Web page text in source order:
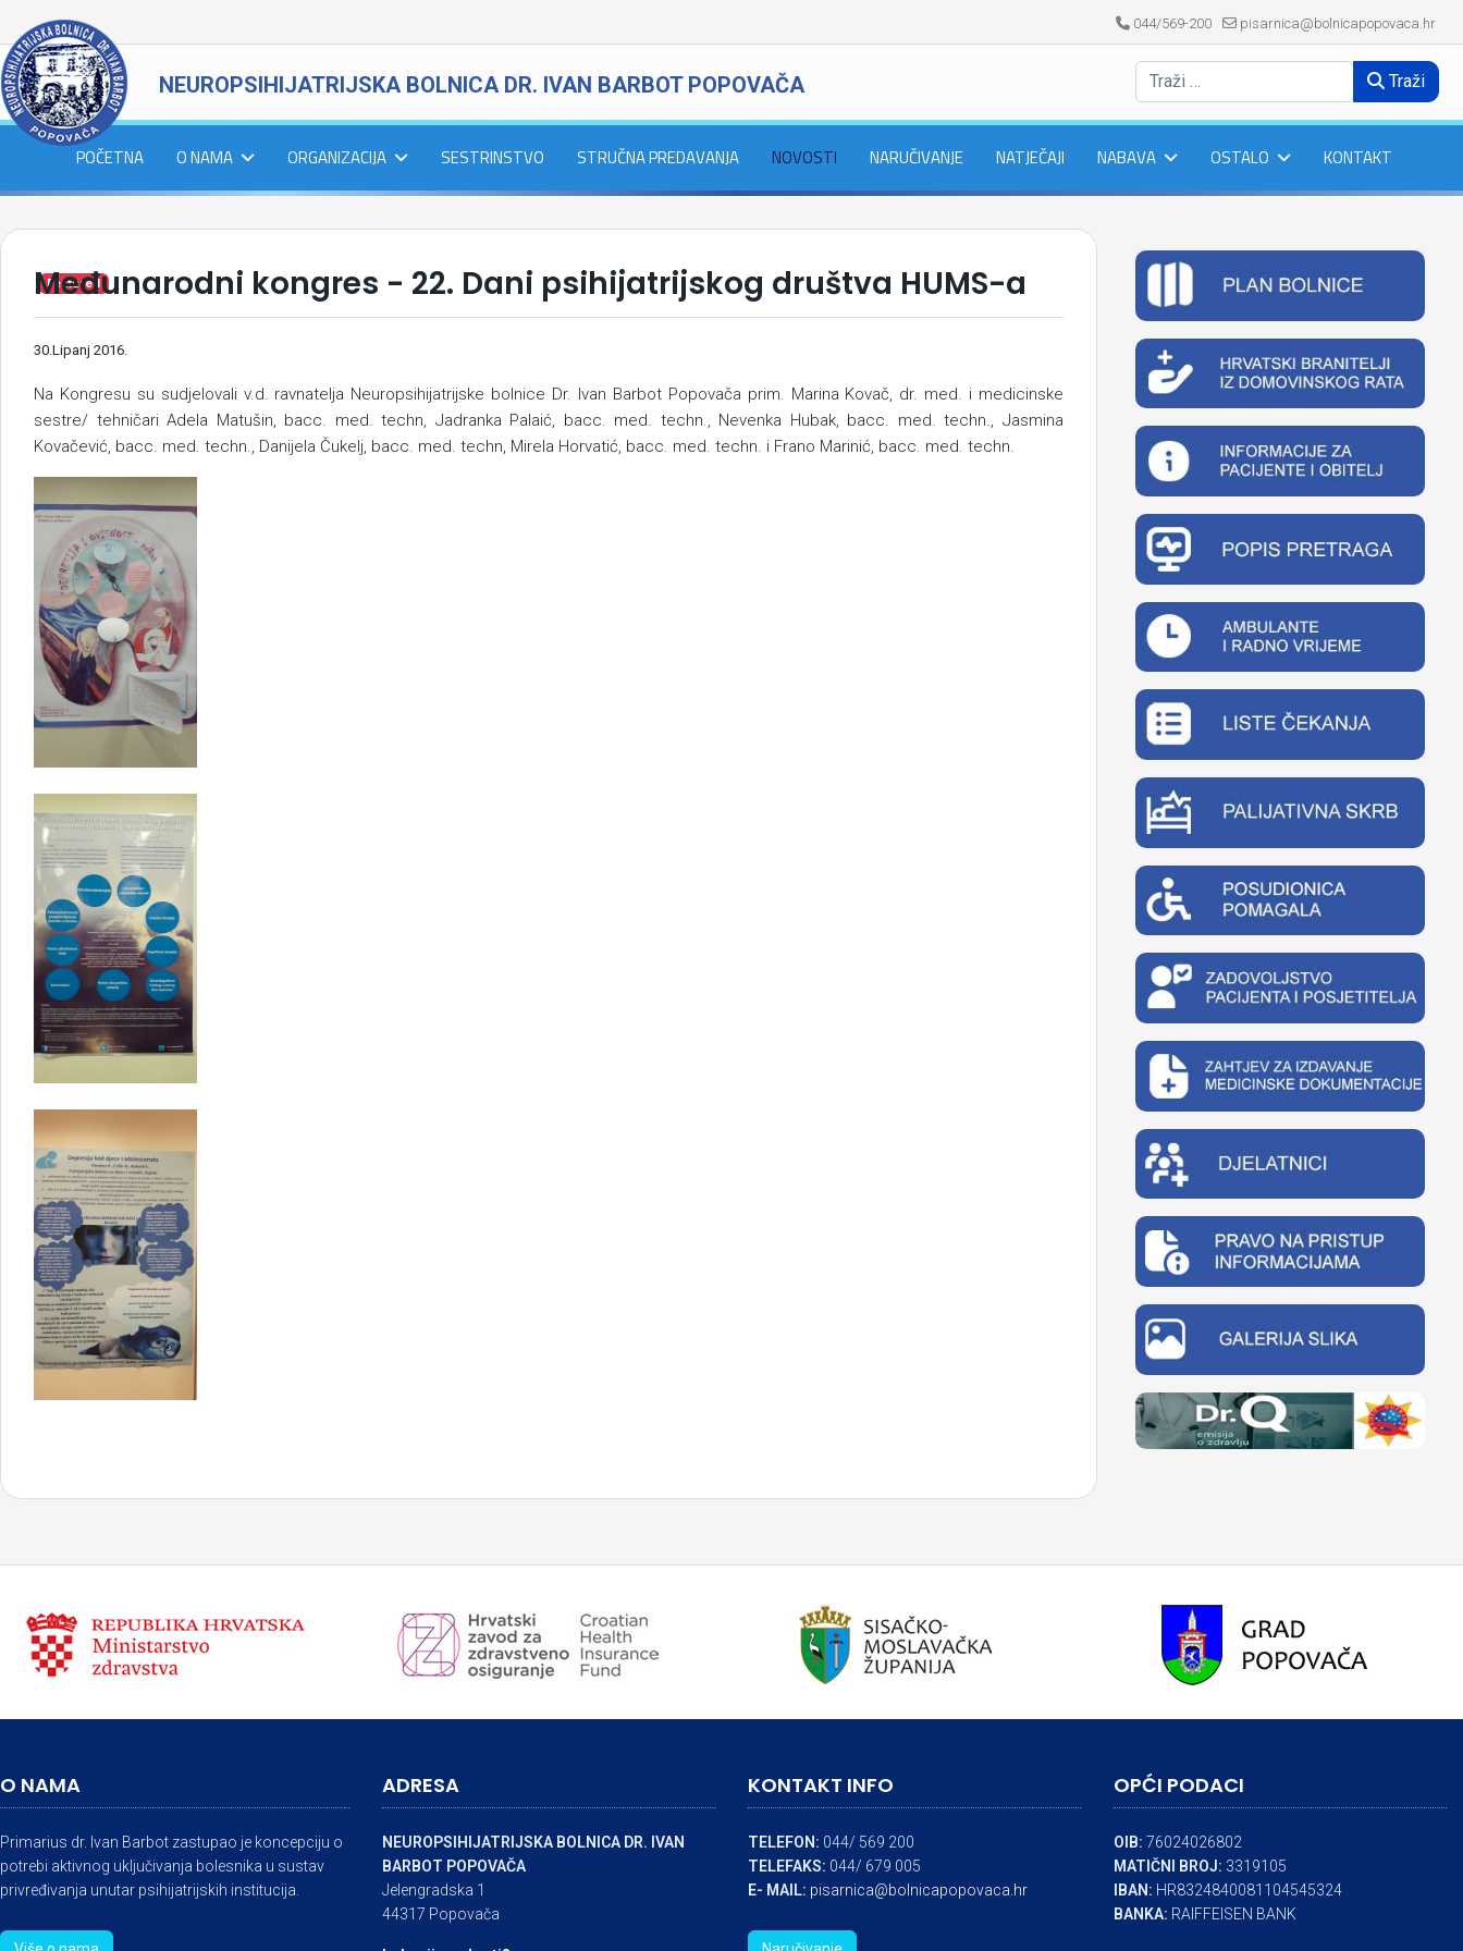
044/569-200 pisarnica@bolnicapopovaca.hr
NEUROPSIHIJATRIJSKA BOLNICA DR. IVAN BARBOT POPOVAČA Traži
POČETNA O NAMA ORGANIZACIJA SESTRINSTVO STRUČNA PREDAVANJA NOVOSTI NARUČIVANJE NATJEČAJI NABAVA OSTALO KONTAKT
Featured
Međunarodni kongres - 22. Dani psihijatrijskog društva HUMS-a
30.Lipanj 2016.
Na Kongresu su sudjelovali v.d. ravnatelja Neuropsihijatrijske bolnice Dr. Ivan Barbot Popovača prim. Marina Kovač, dr. med. i medicinske
sestre/ tehničari Adela Matušin, bacc. med. techn, Jadranka Palaić, bacc. med. techn., Nevenka Hubak, bacc. med. techn., Jasmina
Kovačević, bacc. med. techn., Danijela Čukelj, bacc. med. techn, Mirela Horvatić, bacc. med. techn. i Frano Marinić, bacc. med. techn.
O NAMA
Primarius dr. Ivan Barbot zastupao je koncepciju o
potrebi aktivnog uključivanja bolesnika u sustav
privređivanja unutar psihijatrijskih institucija.
ADRESA
NEUROPSIHIJATRIJSKA BOLNICA DR. IVAN
BARBOT POPOVAČA
Jelengradska 1
44317 Popovača
KONTAKT INFO
TELEFON: 044/ 569 200
TELEFAKS: 044/ 679 005
E- MAIL: pisarnica@bolnicapopovaca.hr
OPĆI PODACI
OIB: 76024026802
MATIČNI BROJ: 3319105
IBAN: HR8324840081104545324
BANKA: RAIFFEISEN BANK